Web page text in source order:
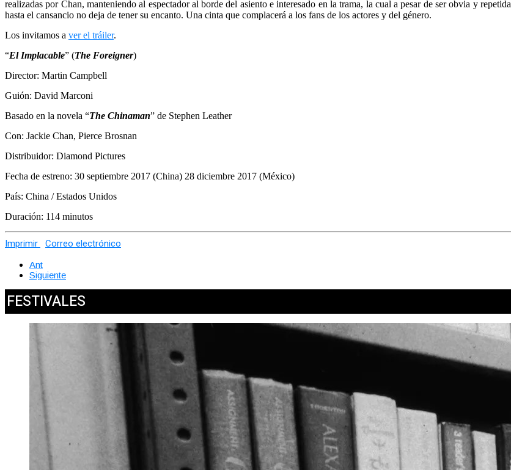
realizadas por Chan, manteniendo al espectador al borde del asiento e interesado en la trama, la cual a pesar de ser obvia y repetida
hasta el cansancio no deja de tener su encanto. Una cinta que complacerá a los fans de los actores y del género.
Los invitamos a ver el tráiler.
“El Implacable” (The Foreigner)
Director: Martin Campbell
Guión: David Marconi
Basado en la novela “The Chinaman” de Stephen Leather
Con: Jackie Chan, Pierce Brosnan
Distribuidor: Diamond Pictures
Fecha de estreno: 30 septiembre 2017 (China) 28 diciembre 2017 (México)
País: China / Estados Unidos
Duración: 114 minutos
Imprimir Correo electrónico
Ant
Siguiente
FESTIVALES